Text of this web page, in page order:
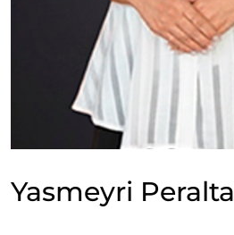
Yasmeyri Peralta